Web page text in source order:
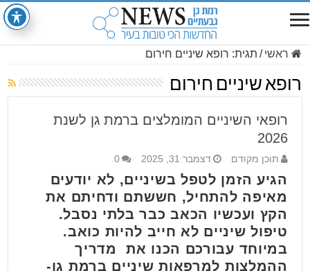
ראשי / תגית: רופא שיניים חירום
רופא שיניים חירום
רופאי השיניים המומלצים ברמת גן לשנת
2026
תוכן מקודם דצמבר 31, 2025 0
הגיע הזמן לטפל בשיניים, לא יודעים
מאיפה להתחיל, חששתם ודחיתם את
הקץ ועכשיו הכאב כבר בלתי נסבל.
טיפול שיניים לא חייב להיות כואב.
במיוחד עבורכם הכנו את מדריך
ההמלצות למרפאות שיניים ברמת גן-